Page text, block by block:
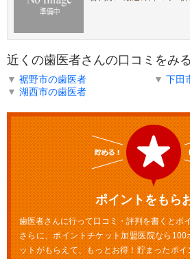
近くの歯医者さんの口コミをみる
▼ 裾野市の歯医者 ▼ 下田
▼ 湖西市の歯医者
ポイントをもら
歯医者さんに行って口コミ・評判を書くとポ
さらに、ポイントチケット加盟医院なら100
ットがもらえて、もっとお得！貯まったポ